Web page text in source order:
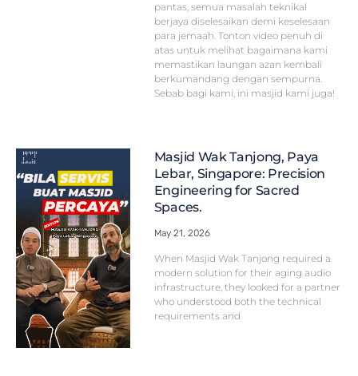
pantas, semua masalah teknikal
berjaya diselesaikan demi keselesaan
para jemaah. Tonton video penuh di
atas untuk melihat bagaimana kami
memastikan laungan azan kembali
berkumandang dengan sempurna.
Sebab bagi kami, ini masjid kami juga!
Masjid Wak Tanjong, Paya
Lebar, Singapore: Precision
Engineering for Sacred
Spaces.
May 21, 2026
When Masjid Wak Tanjong required a
modern solution for their aging audio
infrastructure, they looked for a partner
who understood both the technical
requirements and